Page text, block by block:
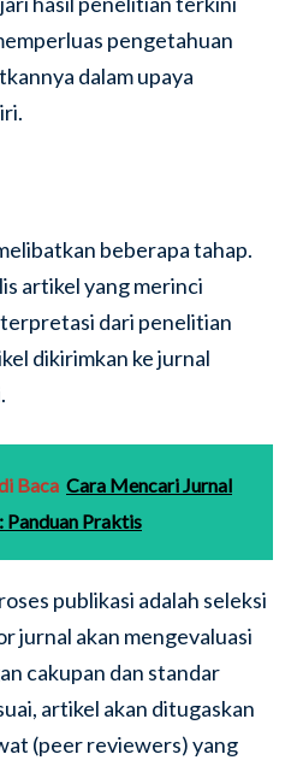
pengetahuan
dalam upaya
beberapa tahap.
artikel yang merinci
dari penelitian
dikirimkan ke jurnal
Baca Cara Mencari Jurnal
Panduan Praktis
publikasi adalah seleksi
jurnal akan mengevaluasi
cakupan dan standar
artikel akan ditugaskan
(peer reviewers) yang